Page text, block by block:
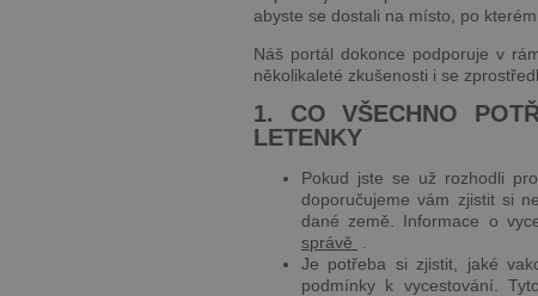
abyste se dostali na místo, po kterém
Náš portál dokonce podporuje v
několikaleté zkušenosti i se
1. CO VŠECHNO
LETENKY
Pokud jste se už rozhodli
doporučujeme vám zjistit si
dané země. Informace o
správě
Je potřeba si zjistit, jaké
podmínky k vycestování.